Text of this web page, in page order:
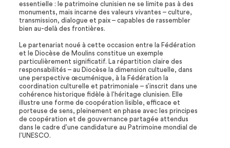
essentielle : le patrimoine clunisien ne se limite pas à des
monuments, mais incarne des valeurs vivantes – culture,
transmission, dialogue et paix – capables de rassembler
bien au-delà des frontières.
Le partenariat noué à cette occasion entre la Fédération
et le Diocèse de Moulins constitue un exemple
particulièrement significatif. La répartition claire des
responsabilités – au Diocèse la dimension cultuelle, dans
une perspective œcuménique, à la Fédération la
coordination culturelle et patrimoniale – s’inscrit dans une
cohérence historique fidèle à l’héritage clunisien. Elle
illustre une forme de coopération lisible, efficace et
porteuse de sens, pleinement en phase avec les principes
de coopération et de gouvernance partagée attendus
dans le cadre d’une candidature au Patrimoine mondial de
l’UNESCO.